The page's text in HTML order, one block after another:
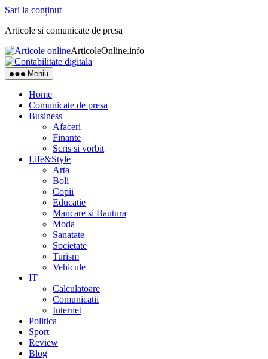
Sari la conținut
Articole si comunicate de presa
ArticoleOnline.info
Meniu
Home
Comunicate de presa
Business
Afaceri
Finante
Scris si vorbit
Life&Style
Arta
Boli
Copii
Educatie
Mancare si Bautura
Moda
Sanatate
Societate
Turism
Vehicule
IT
Calculatoare
Comunicatii
Internet
Politica
Sport
Review
Blog